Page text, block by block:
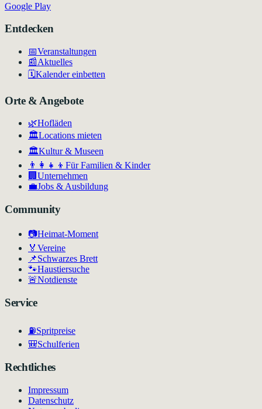
Google Play
Entdecken
📅Veranstaltungen
📰Aktuelles
🗓️Kalender einbetten
Orte & Angebote
🌿Hofläden
🏛️Locations mieten
🏛Kultur & Museen
👨‍👩‍👧‍👦 Für Familien & Kinder
🏢 Unternehmen
💼Jobs & Ausbildung
Community
📷Heimat-Moment
🏅 Vereine
📌Schwarzes Brett
🐾Haustiersuche
🚨Notdienste
Service
⛽Spritpreise
🎒Schulferien
Rechtliches
Impressum
Datenschutz